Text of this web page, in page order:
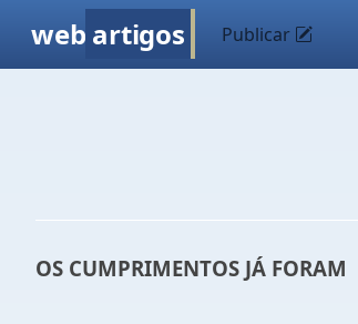
web artigos Publicar
OS CUMPRIMENTOS JÁ FORAM